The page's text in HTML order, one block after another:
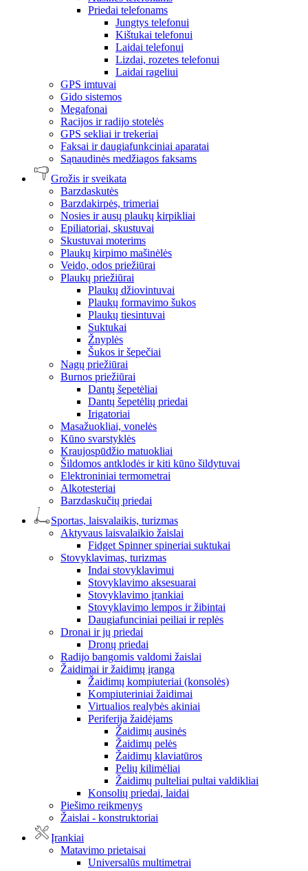
Priedai telefonams
Jungtys telefonui
Kištukai telefonui
Laidai telefonui
Lizdai, rozetes telefonui
Laidai rageliui
GPS imtuvai
Gido sistemos
Megafonai
Racijos ir radijo stotelės
GPS sekliai ir trekeriai
Faksai ir daugiafunkciniai aparatai
Sąnaudinės medžiagos faksams
Grožis ir sveikata
Barzdaskutės
Barzdakirpės, trimeriai
Nosies ir ausų plaukų kirpikliai
Epiliatoriai, skustuvai
Skustuvai moterims
Plaukų kirpimo mašinėlės
Veido, odos priežiūrai
Plaukų priežiūrai
Plaukų džiovintuvai
Plaukų formavimo šukos
Plaukų tiesintuvai
Suktukai
Žnyplės
Šukos ir šepečiai
Nagų priežiūrai
Burnos priežiūrai
Dantų šepetėliai
Dantų šepetėlių priedai
Irigatoriai
Masažuokliai, vonelės
Kūno svarstyklės
Kraujospūdžio matuokliai
Šildomos antklodės ir kiti kūno šildytuvai
Elektroniniai termometrai
Alkotesteriai
Barzdaskučių priedai
Sportas, laisvalaikis, turizmas
Aktyvaus laisvalaikio žaislai
Fidget Spinner spineriai suktukai
Stovyklavimas, turizmas
Indai stovyklavimui
Stovyklavimo aksesuarai
Stovyklavimo įrankiai
Stovyklavimo lempos ir žibintai
Daugiafunciniai peiliai ir replės
Dronai ir jų priedai
Dronų priedai
Radijo bangomis valdomi žaislai
Žaidimai ir žaidimų įranga
Žaidimų kompiuteriai (konsolės)
Kompiuteriniai žaidimai
Virtualios realybės akiniai
Periferija žaidėjams
Žaidimų ausinės
Žaidimų pelės
Žaidimų klaviatūros
Pelių kilimėliai
Žaidimų pulteliai pultai valdikliai
Konsolių priedai, laidai
Piešimo reikmenys
Žaislai - konstruktoriai
Įrankiai
Matavimo prietaisai
Universalūs multimetrai